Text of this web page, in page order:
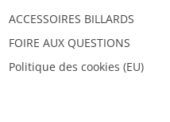
ACCESSOIRES BILLARDS
FOIRE AUX QUESTIONS
Politique des cookies (EU)